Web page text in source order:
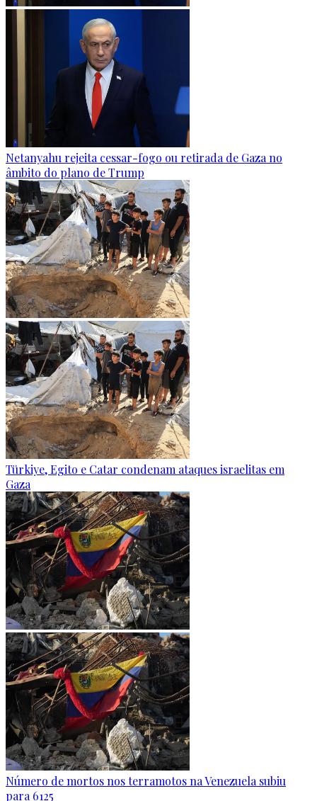
Netanyahu rejeita cessar-fogo ou retirada de Gaza no
âmbito do plano de Trump
Türkiye, Egito e Catar condenam ataques israelitas em
Gaza
Número de mortos nos terramotos na Venezuela subiu
para 6125